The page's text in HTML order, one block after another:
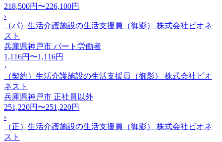
218,500円〜226,100円
›
（パ）生活介護施設の生活支援員（御影） 株式会社ビオネ
スト
兵庫県神戸市 パート労働者
1,116円〜1,116円
›
（契約）生活介護施設の生活支援員（御影） 株式会社ビオ
ネスト
兵庫県神戸市 正社員以外
251,220円〜251,220円
›
（正）生活介護施設の生活支援員（御影） 株式会社ビオネ
スト